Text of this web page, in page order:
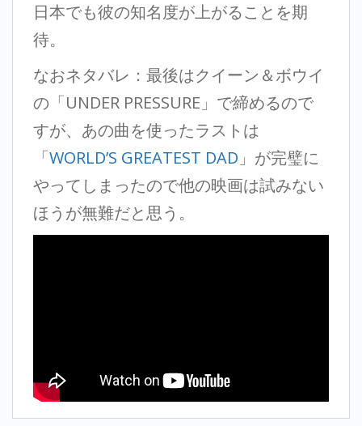
日本でも彼の知名度が上がることを期
待。
なおネタバレ：最後はクイーン＆ボウイ
の「UNDER PRESSURE」で締めるので
すが、あの曲を使ったラストは
「WORLD’S GREATEST DAD 」が完璧に
やってしまったので他の映画は試みない
ほうが無難だと思う。